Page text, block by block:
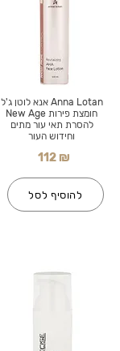
Anna Lotan אנא לוטן ג'ל
חומצת פירות New Age
להסרת תאי עור מתים
וחידוש העור
112 ₪
להוסיף לסל